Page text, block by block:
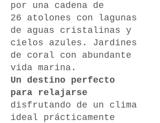
por una cadena de
26 atolones con lagunas
de aguas cristalinas y
cielos azules. Jardines
de coral con abundante
vida marina.
Un destino perfecto
para relajarse
disfrutando de un clima
ideal prácticamente